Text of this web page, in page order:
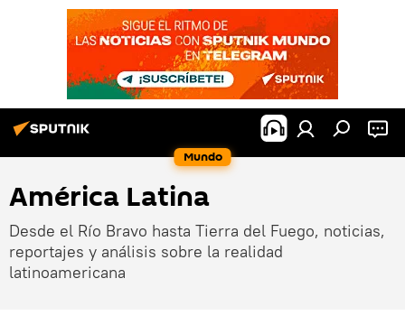
Mundo
América Latina
Desde el Río Bravo hasta Tierra del Fuego, noticias,
reportajes y análisis sobre la realidad
latinoamericana